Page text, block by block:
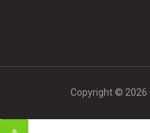
Copyright © 2026